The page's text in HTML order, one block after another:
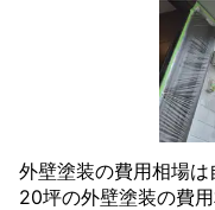
外壁塗装の費用相場は
20坪の外壁塗装の費